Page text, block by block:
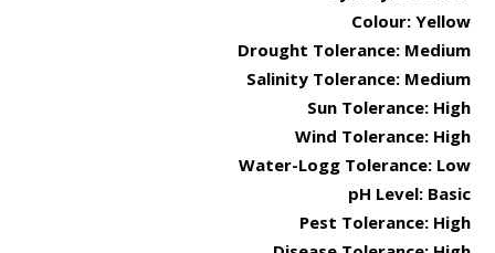
Colour: Yellow
Drought Tolerance: Medium
Salinity Tolerance: Medium
Sun Tolerance: High
Wind Tolerance: High
Water-Logg Tolerance: Low
pH Level: Basic
Pest Tolerance: High